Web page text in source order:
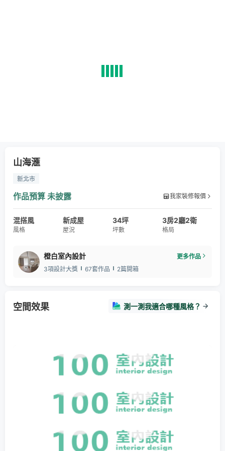
山海滙
新北市
作品預算 未披露 我家裝修報價
混搭風
風格
新成屋
屋況
34坪
坪數
3房2廳2衛
格局
橙白室內設計
更多作品
3項設計大獎
67套作品 2篇開箱
空間效果 測一測我適合哪種風格？